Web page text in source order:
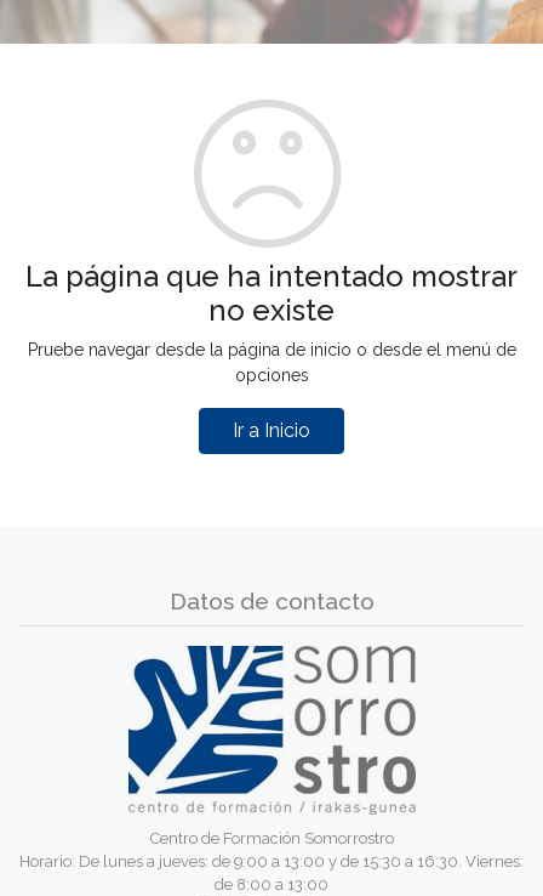
La página que ha intentado mostrar
no existe
Pruebe navegar desde la página de inicio o desde el menú de
opciones
Ir a Inicio
Datos de contacto
Centro de Formación Somorrostro
Horario: De lunes a jueves: de 9:00 a 13:00 y de 15:30 a 16:30. Viernes:
de 8:00 a 13:00